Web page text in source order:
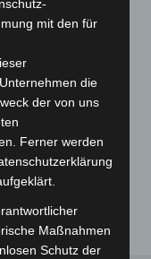
mit den für
die
der von uns
Ferner werden
Maßnahmen
Schutz der